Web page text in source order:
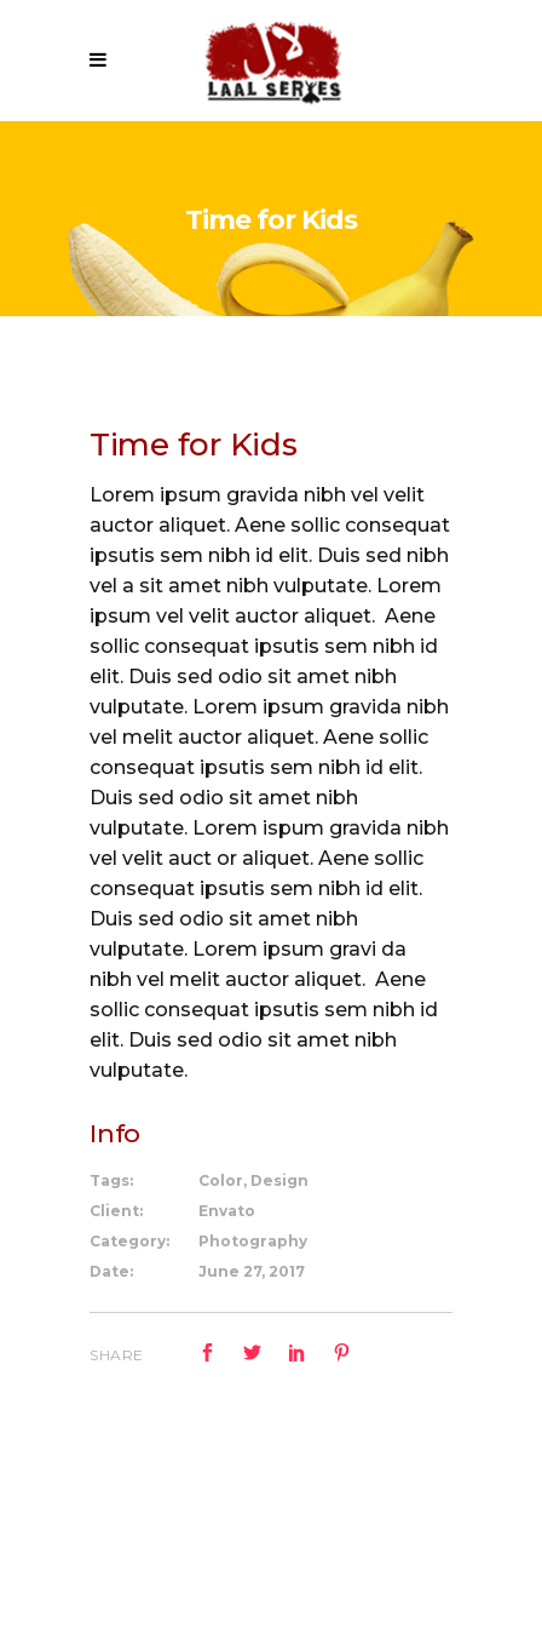
Time for Kids
Time for Kids
Lorem ipsum gravida nibh vel velit
auctor aliquet. Aene sollic consequat
ipsutis sem nibh id elit. Duis sed nibh
vel a sit amet nibh vulputate. Lorem
ipsum vel velit auctor aliquet. Aene
sollic consequat ipsutis sem nibh id
elit. Duis sed odio sit amet nibh
vulputate. Lorem ipsum gravida nibh
vel melit auctor aliquet. Aene sollic
consequat ipsutis sem nibh id elit.
Duis sed odio sit amet nibh
vulputate. Lorem ispum gravida nibh
vel velit auct or aliquet. Aene sollic
consequat ipsutis sem nibh id elit.
Duis sed odio sit amet nibh
vulputate. Lorem ipsum gravi da
nibh vel melit auctor aliquet. Aene
sollic consequat ipsutis sem nibh id
elit. Duis sed odio sit amet nibh
vulputate.
Info
Tags:
Color, Design
Client:
Envato
Category:
Photography
Date:
June 27, 2017
SHARE